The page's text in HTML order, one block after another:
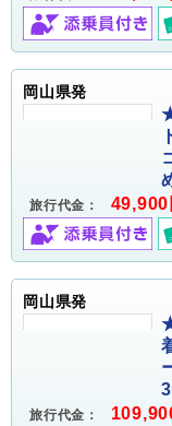
岡山県発
旅行代金： 49,900
岡山県発
旅行代金：